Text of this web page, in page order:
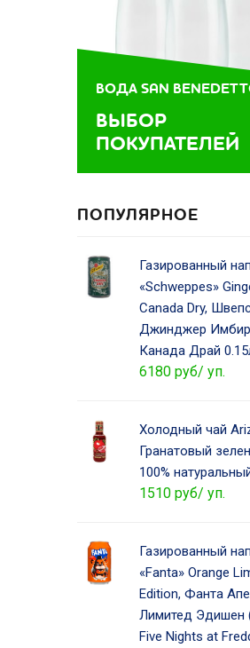
ВОДА SAN
ВЫБОР
ПОКУПАТЕЛЕЙ
ПОПУЛЯРНОЕ
Газированный
«Schweppes»
Canada Dry,
Джинджер
Канада Драй
6180 руб/ уп.
Холодный чай
Гранатовый
100%
1510 руб/ уп.
Газированный
«Fanta» Orange
Edition, Фанта
Лимитед Эдишен
Five Nights at